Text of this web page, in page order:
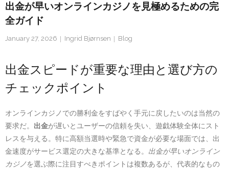
出金が早いオンラインカジノを見極めるための完
全ガイド
January 27, 2026 Ingrid Bjørnsen Blog
出金スピードが重要な理由と選び方の
チェックポイント
オンラインカジノでの勝利金をすばやく手元に戻したいのは当然の
要求だ。 出金が遅いとユーザーの信頼を失い、遊戯体験全体にスト
レスを与える。特に高額当選時や緊急で資金が必要な場面では、出
金速度がサービス選定の大きな基準となる。 出金が早いオンライン
カジノを選ぶ際に注目すべきポイントは複数あるが、代表的なもの